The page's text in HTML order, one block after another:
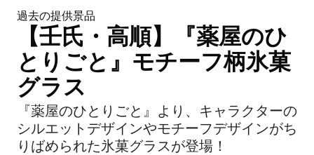
過去の提供景品
【壬氏・高順】『薬屋のひ
とりごと』モチーフ柄氷菓
グラス
『薬屋のひとりごと』より、キャラクターの
シルエットデザインやモチーフデザインがち
りばめられた氷菓グラスが登場！